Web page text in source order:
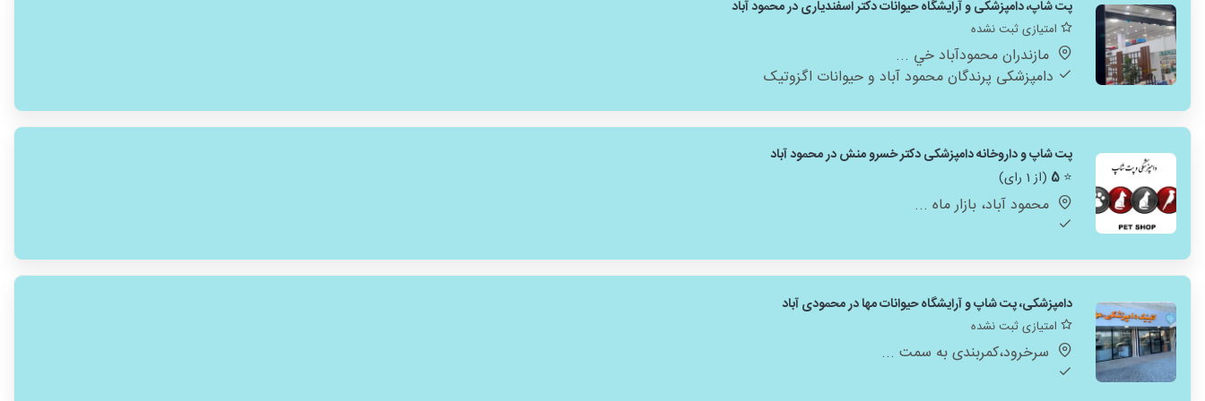
پت شاپ، دامپزشکی و آرایشگاه حیوانات دکتر اسفندیاری در محمود آباد
امتیازی ثبت نشده
مازندران محمودآباد خي ...
دامپزشکی پرندگان محمود آباد و حیوانات اگزوتیک
پت شاپ و داروخانه دامپزشکی دکتر خسرو منش در محمود آباد
⭐
5 (از 1 رای)
محمود آباد، بازار ماه ...
دامپزشکی، پت شاپ و آرایشگاه حیوانات مها در محمودی آباد
امتیازی ثبت نشده
سرخرود،کمربندی به سمت ...